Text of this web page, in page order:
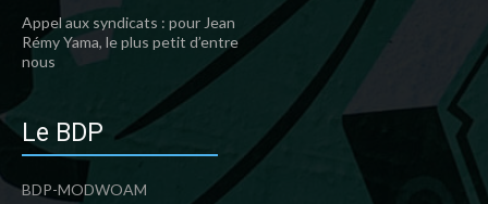
Appel aux syndicats : pour Jean
Rémy Yama, le plus petit d’entre
nous
Le BDP
BDP-MODWOAM